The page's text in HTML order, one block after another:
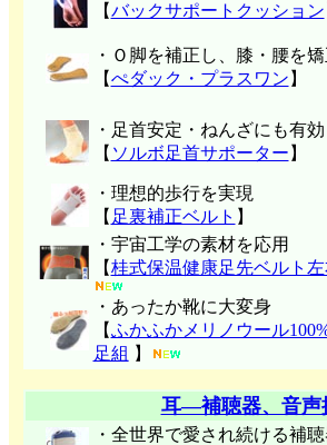
【バックサポートクッション
・Ｏ脚を補正し、膝・腰を
【ぺダック・プラスワン 】
・足首安定・ねんざにも有効
【 ソルボ足首サポーター 】
・理想的歩行を実現
【 足裏補正ベルト 】
・宇宙工学の素材を応用
【桂式保温健康足先ベルト左
・あったか靴に大変身
【ふかふかメリノウール
足組 】
耳―補聴器、音声
・全世界で愛され続ける補